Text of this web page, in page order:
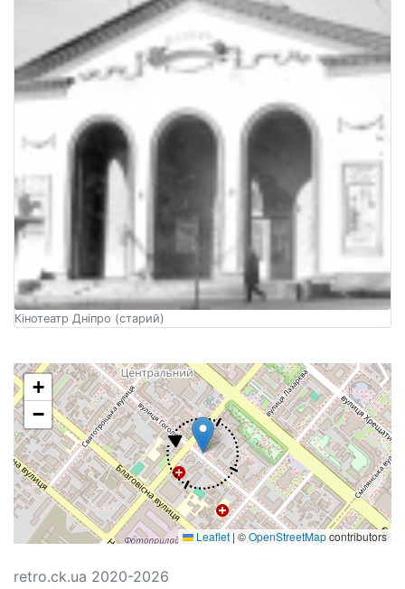
Кінотеатр Дніпро (старий)
+
−
Leaflet | ©OpenStreetMapcontributors
retro.ck.ua 2020-2026